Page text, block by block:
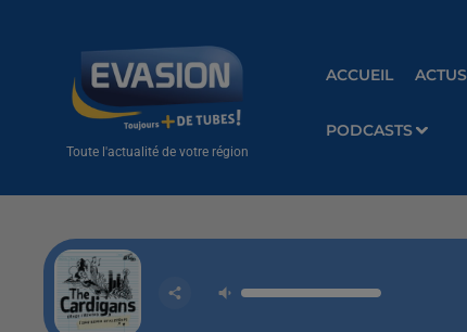
Toute l'actualité de votre région
ACCUEIL
PODCASTS